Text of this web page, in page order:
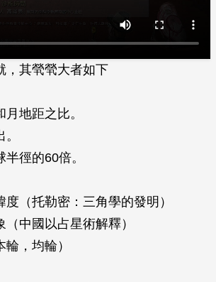
，其煢煢大者如下
地距之比。
徑的60倍。
（托勒密：三角學的發明）
中國以占星術解釋）
，均輪）